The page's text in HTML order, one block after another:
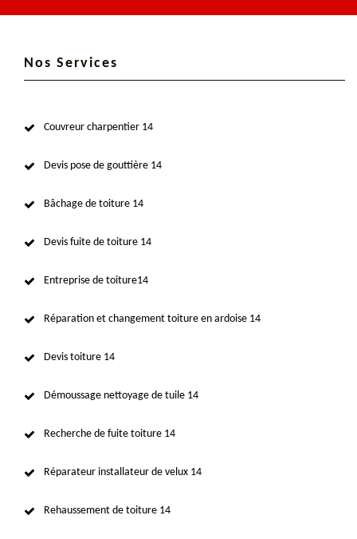
Nos Services
Couvreur charpentier 14
Devis pose de gouttière 14
Bâchage de toiture 14
Devis fuite de toiture 14
Entreprise de toiture14
Réparation et changement toiture en ardoise 14
Devis toiture 14
Démoussage nettoyage de tuile 14
Recherche de fuite toiture 14
Réparateur installateur de velux 14
Rehaussement de toiture 14